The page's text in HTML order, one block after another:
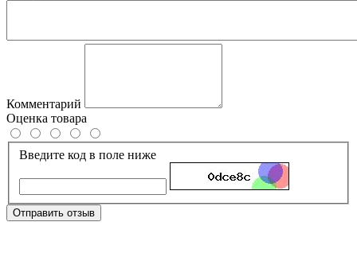
Комментарий
Оценка товара
Введите код в поле ниже
Отправить отзыв